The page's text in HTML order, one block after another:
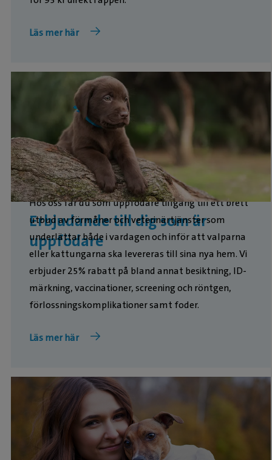
Läs mer här
Erbjudande till dig som är
uppfödare
Hos oss får du som uppfödare tillgång till ett brett
utbud av förmåner och veterinärtjänster som
underlättar både i vardagen och inför att valparna
eller kattungarna ska levereras till sina nya hem. Vi
erbjuder 25% rabatt på bland annat besiktning, ID-
märkning, vaccinationer, screening och röntgen,
förlossningskomplikationer samt foder.
Läs mer här